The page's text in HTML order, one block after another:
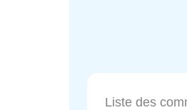
Liste des